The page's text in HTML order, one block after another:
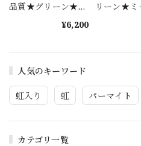
人気のキーワード
虹入り 虹 パーマイト
カテゴリ一覧
品質★グリーン★ミ
¥6,200
リーン★ミ